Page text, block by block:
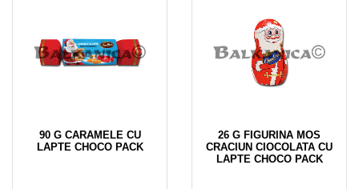
90 G CARAMELE CU
LAPTE CHOCO PACK
26 G FIGURINA MOS
CRACIUN CIOCOLATA CU
LAPTE CHOCO PACK